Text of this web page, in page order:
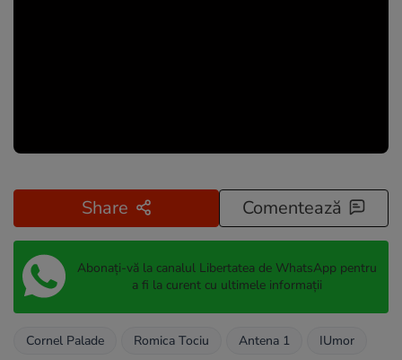
Share Comentează
Abonați-vă la canalul Libertatea de WhatsApp pentru
a fi la curent cu ultimele informații
Cornel Palade Romica Tociu Antena 1 IUmor